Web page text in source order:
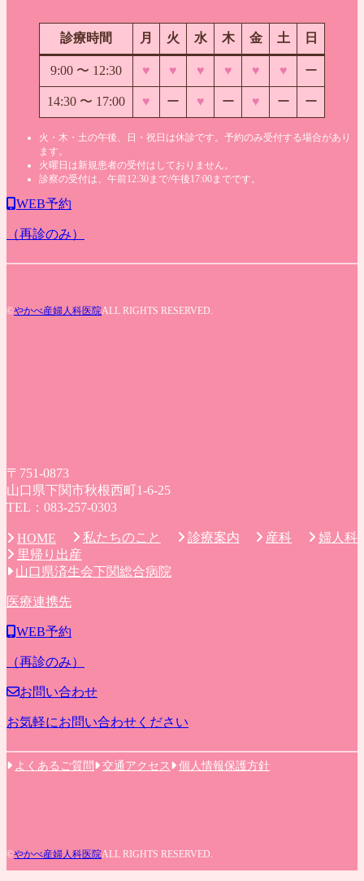
診療時間 月 火 水 木 金 土 日
9:00 〜 12:30 ♥ ♥ ♥ ♥ ♥ ♥ ー
14:30 〜 17:00 ♥ ー ♥ ー ♥ ー ー
火・木・土の午後、日・祝日は休診です。予約のみ受付する場合があり
ます。
火曜日は新規患者の受付はしておりません。
診察の受付は、午前12:30まで/午後17:00までです。
WEB予約
（再診のみ）
©やかべ産婦人科医院ALL RIGHTS RESERVED.
〒751-0873
山口県下関市秋根西町1-6-25
TEL：083-257-0303
HOME 私たちのこと 診療案内 産科
婦人科
里帰り出産
山口県済生会下関総合病院
医療連携先
WEB予約
（再診のみ）
お問い合わせ
お気軽にお問い合わせください
よくあるご質問 交通アクセス 個人情報保護方針
©やかべ産婦人科医院ALL RIGHTS RESERVED.